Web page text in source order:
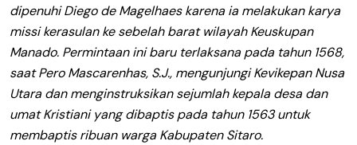
dipenuhi Diego de Magelhaes karena ia melakukan karya
missi kerasulan ke sebelah barat wilayah Keuskupan
Manado. Permintaan ini baru terlaksana pada tahun 1568,
saat Pero Mascarenhas, S.J., mengunjungi Kevikepan Nusa
Utara dan menginstruksikan sejumlah kepala desa dan
umat Kristiani yang dibaptis pada tahun 1563 untuk
membaptis ribuan warga Kabupaten Sitaro.